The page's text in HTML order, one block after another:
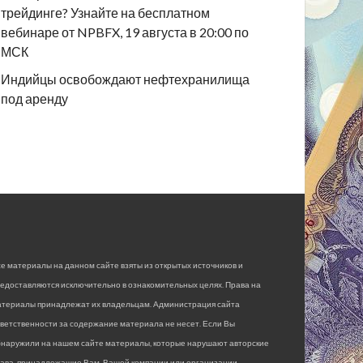
трейдинге? Узнайте на бесплатном
вебинаре от NPBFX, 19 августа в 20:00 по
МСК
Индийцы освобождают нефтехранилища
под аренду
материалы на данном сайте взяты из открытых источников и
исключительно в ознакомительных целях. Права на
принадлежат их владельцам. Администрация сайта
за содержание материала не несет. Если Вы
на нашем сайте материалы, которые нарушают авторские